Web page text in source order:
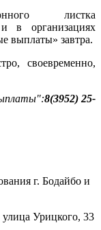
листка
и в организациях
выплаты» завтра.
своевременно,
8(3952) 25-
г. Бодайбо и
улица Урицкого, 33